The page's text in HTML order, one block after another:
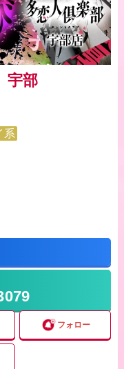
宇部
系
イプの人妻達が勢
フォロー